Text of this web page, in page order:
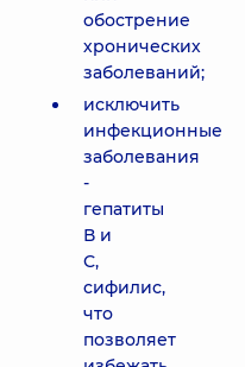
обострение
хронических
заболеваний;
исключить
инфекционные
заболевания
-
гепатиты
В и
С,
сифилис,
что
позволяет